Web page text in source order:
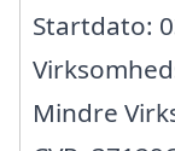
Startdato:
Mindre